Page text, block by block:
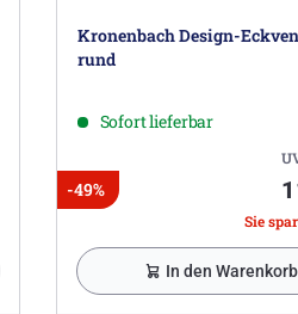
Kronenbach Design-
rund
Sofort lieferbar
-49%
Sie
In den Warenkorb